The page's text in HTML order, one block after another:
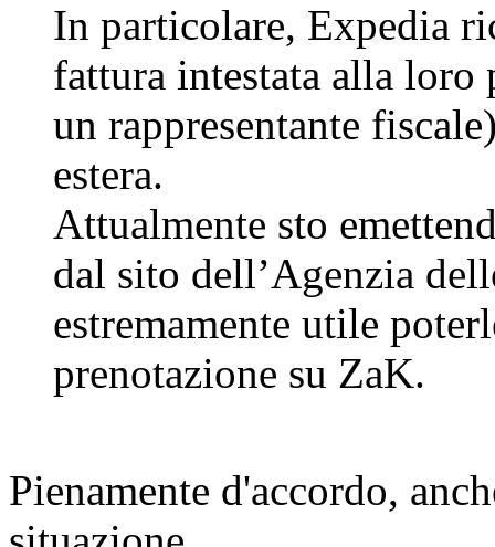
In particolare, Expedia
fattura intestata alla
un rappresentante
estera.
Attualmente sto
dal sito dell’Agenzia
estremamente utile
prenotazione su ZaK.
Pienamente d'accordo,